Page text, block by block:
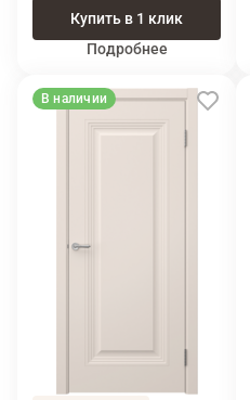
Купить в 1 клик
Подробнее
В наличии